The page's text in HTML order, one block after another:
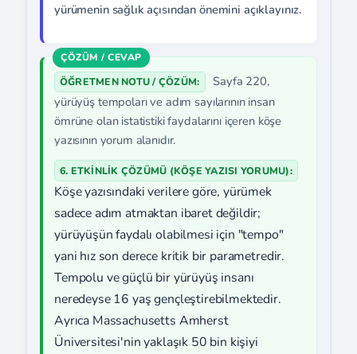
yürümenin sağlık açısından önemini açıklayınız.
ÖĞRETMEN NOTU / ÇÖZÜM:
Sayfa 220,
yürüyüş tempoları ve adım sayılarının insan
ömrüne olan istatistiki faydalarını içeren köşe
yazısının yorum alanıdır.
6. ETKİNLİK ÇÖZÜMÜ (KÖŞE YAZISI YORUMU):
Köşe yazısındaki verilere göre, yürümek
sadece adım atmaktan ibaret değildir;
yürüyüşün faydalı olabilmesi için "tempo"
yani hız son derece kritik bir parametredir.
Tempolu ve güçlü bir yürüyüş insanı
neredeyse 16 yaş gençleştirebilmektedir.
Ayrıca Massachusetts Amherst
Üniversitesi'nin yaklaşık 50 bin kişiyi